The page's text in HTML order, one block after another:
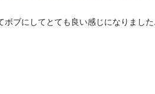
ボブにしてとても良い感じになりました